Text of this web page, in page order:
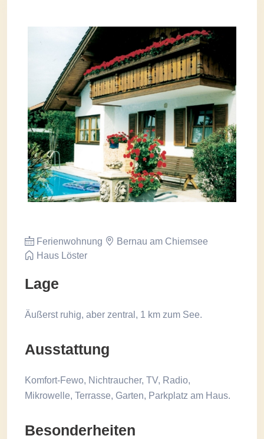
Ferienwohnung
Bernau am Chiemsee
Haus Löster
Lage
Äußerst ruhig, aber zentral, 1 km zum See.
Ausstattung
Komfort-Fewo, Nichtraucher, TV, Radio,
Mikrowelle, Terrasse, Garten, Parkplatz am Haus.
Besonderheiten